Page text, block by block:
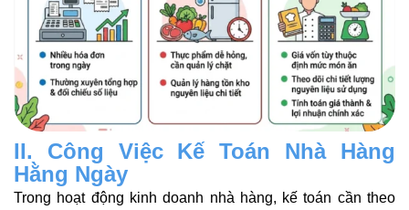
II. Công Việc Kế Toán Nhà Hàng
Hằng Ngày
Trong hoạt động kinh doanh nhà hàng, kế toán cần theo